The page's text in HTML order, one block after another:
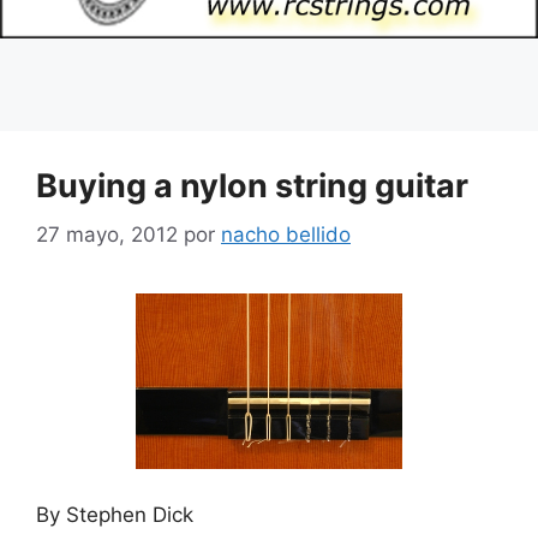
Buying a nylon string guitar
27 mayo, 2012 por nacho bellido
By Stephen Dick